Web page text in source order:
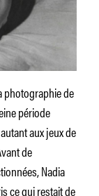
photographie de
période
aux jeux de
de
Nadia
ce qui restait de